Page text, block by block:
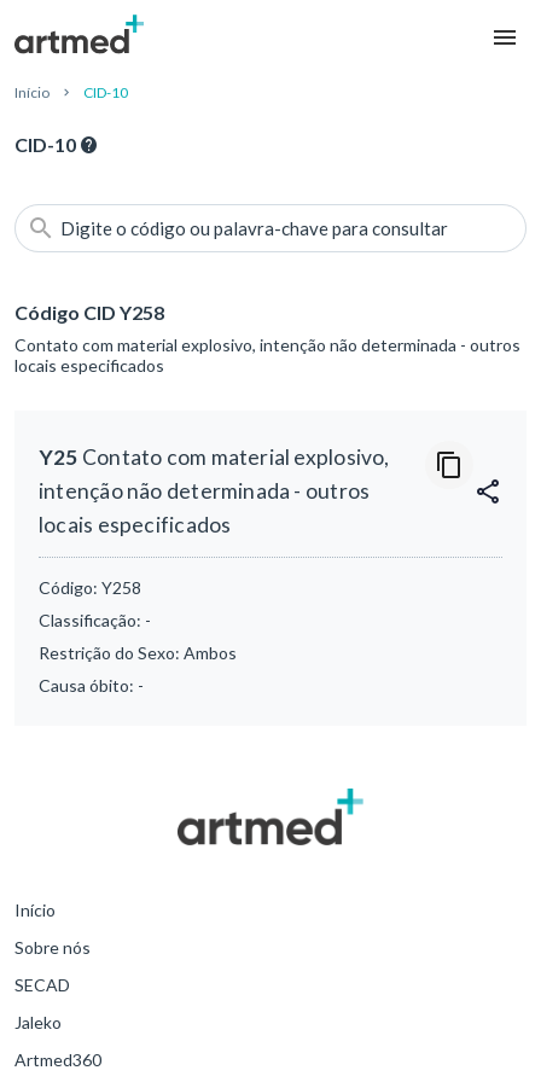
Início CID-10
CID-10
Digite o código ou palavra-chave para consultar
Código CID Y258
Contato com material explosivo, intenção não determinada - outros
locais especificados
Y25 Contato com material explosivo,
intenção não determinada - outros
locais especificados
Código: Y258
Classificação: -
Restrição do Sexo: Ambos
Causa óbito: -
Início
Sobre nós
SECAD
Jaleko
Artmed360